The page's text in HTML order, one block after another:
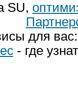
SU,
для
- где